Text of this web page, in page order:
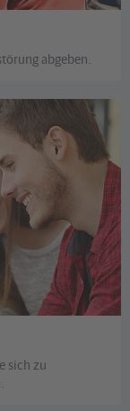
abgeben.
sich zu